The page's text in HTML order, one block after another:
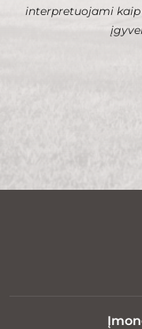
interpretuojami